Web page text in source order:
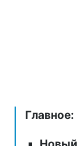
Главное: